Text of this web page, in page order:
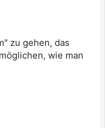
zu gehen, das
wie man